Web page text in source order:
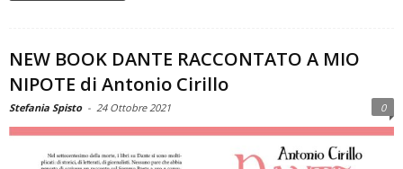
NEW BOOK DANTE RACCONTATO A MIO
NIPOTE di Antonio Cirillo
Stefania Spisto - 24 Ottobre 2021 0